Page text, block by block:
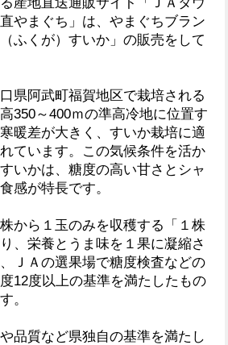
やまぐち」は、やまぐちブラン
ふくが）すいか」の販売をして
県阿武町福賀地区で栽培される
350～400ｍの準高冷地に位置す
暖差が大きく、すいか栽培に適
ています。この気候条件を活か
いかは、糖度の高い甘さとシャ
感が特長です。
から１玉のみを収穫する「１株
、栄養とうま味を１果に凝縮さ
ＪＡの選果場で糖度検査などの
12度以上の基準を満たしたもの
。
品質など県独自の基準を満たし